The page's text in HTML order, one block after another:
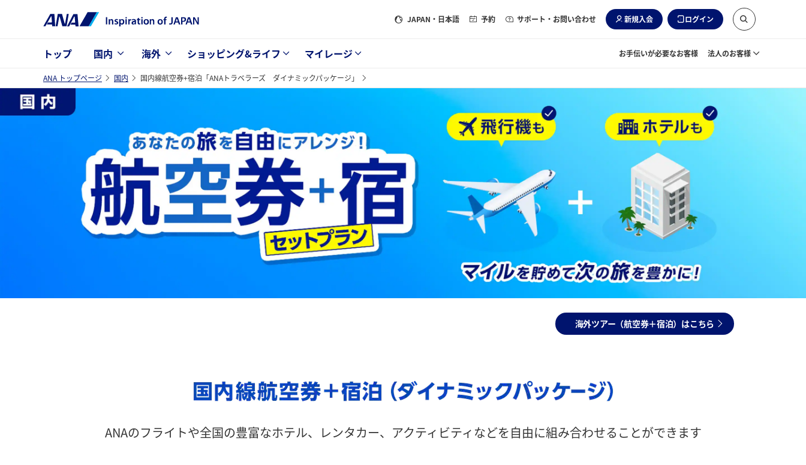
JAPAN ・日本語 予約 サポート・お問い合わせ 新規入会 ログイン
トップ 国内 海外 ショッピング&ライフ マイレージ お手伝いが必要なお客様 法人のお客様
ANA トップページ 国内 国内線航空券+宿泊「ANAトラベラーズ ダイナミックパッケージ」
海外ツアー（航空券＋宿泊）はこちら
ANAのフライトや全国の豊富なホテル、レンタカー、アクティビティなどを自由に組み合わせることができます